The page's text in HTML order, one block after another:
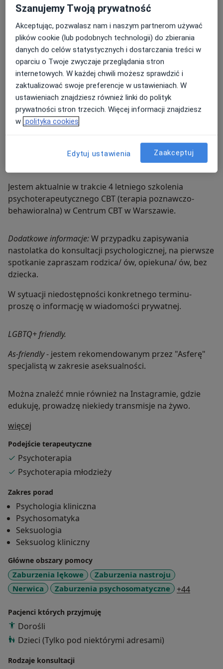
z rodzicami lub opiekunami.
W trakcie sesji skupiam się przede wszystkim na
zapewnieniu poczucia bezpieczeństwa Pacjentowi
doświadczającemu różnego rodzaju trudności, z
którymi się zgłasza. Terapia jest wspólną drogą,
spotkaniem dwóch osób, z których każda wnosi do
procesu jakąś część siebie. Jeśli czujesz, że
potrzebujesz wsparcia w pokonywaniu codziennych
trudności - zapraszam. Jeśli Twoim celem jest
rozmowa z kimś, kto może spojrzeć na Twoją sytuację
Swoją pracę poddaję regularnej superwizji.
Ukończyłam TSR (Terapia Skoncentrowana na
Jestem aktualnie w trakcie 4 letniego szkolenia
psychoterapeutycznego CBT (terapia poznawczo-
behawioralna) w Centrum CBT w Warszawie.
Dodatkowe informacje:W przypadku zapisywania
nastolatka do konsultacji psychologicznej, na pierwsze
spotkanie zapraszam rodzica/ ów, opiekuna/ ów, bez
dziecka.
W sytuacji niedostępności konkretnego terminu-
proszę o informację w wiadomości prywatnej.
LGBTQ+ friendly.
As-friendly- jestem rekomendowanym przez "Asferę"
specjalistą w zakresie aseksualności.
Można znaleźć mnie również na Instagramie, gdzie
edukuję, prowadzę niekiedy transmisje na żywo.
więcej
Podejście terapeutyczne
Psychoterapia
Psychoterapia młodzieży
Zakres porad
Psychologia kliniczna
Psychosomatyka
Seksuologia
Seksuolog kliniczny
Główne obszary pomocy
Zaburzenia lękowe
Zaburzenia nastroju
Nerwica
Zaburzenia psychosomatyczne +44
Pacjenci których przyjmuję
Dorośli
Dzieci (Tylko pod niektórymi adresami)
Rodzaje konsultacji
Szanujemy Twoją prywatność
Akceptując, pozwalasz nam i naszym partnerom używać
plików cookie (lub podobnych technologii) do zbierania
danych do celów statystycznych i dostarczania treści w
oparciu o Twoje zwyczaje przeglądania stron
internetowych. W każdej chwili możesz sprawdzić i
zaktualizować swoje preferencje w ustawieniach. W
ustawieniach znajdziesz również linki do polityk
prywatności stron trzecich. Więcej informacji znajdziesz
w polityka cookies
Edytuj ustawienia Zaakceptuj